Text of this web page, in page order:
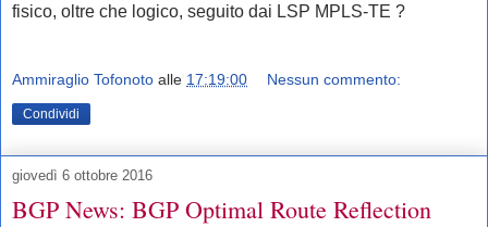
fisico, oltre che logico, seguito dai LSP MPLS-TE ?
Ammiraglio Tofonoto alle 17:19:00 Nessun commento:
Condividi
giovedì 6 ottobre 2016
BGP News: BGP Optimal Route Reflection